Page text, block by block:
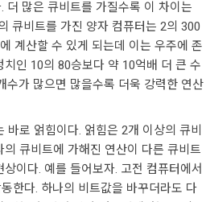
더 많은 큐비트를 가질수록 이 차이는
큐비트를 가진 양자 컴퓨터는 2의 300
계산할 수 있게 되는데 이는 우주에 존
인 10의 80승보다 약 10억배 더 큰 수
수가 많으면 많을수록 더욱 강력한 연산
바로 얽힘이다. 얽힘은 2개 이상의 큐비
큐비트에 가해진 연산이 다른 큐비트
이다. 예를 들어보자. 고전 컴퓨터에서
한다. 하나의 비트값을 바꾸더라도 다